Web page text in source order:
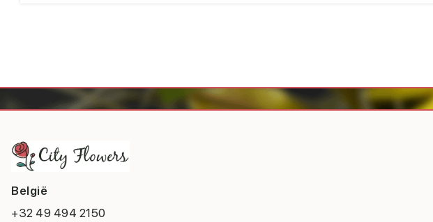
België
+32 49 494 2150